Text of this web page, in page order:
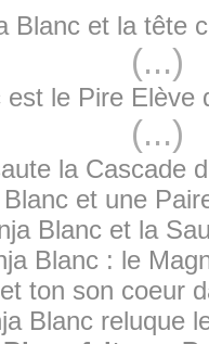
Blanc et la tête
(...)
est le Pire Elève
(...)
la Cascade
Blanc et une
Blanc et la
Blanc : le
ton son coeur
Blanc reluque